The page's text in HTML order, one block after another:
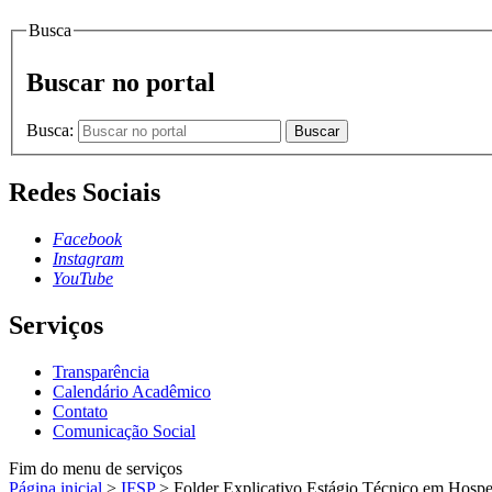
Busca
Buscar no portal
Busca: Buscar
Redes Sociais
Facebook
Instagram
YouTube
Serviços
Transparência
Calendário Acadêmico
Contato
Comunicação Social
Fim do menu de serviços
Página inicial > IFSP > Folder Explicativo Estágio Técnico em